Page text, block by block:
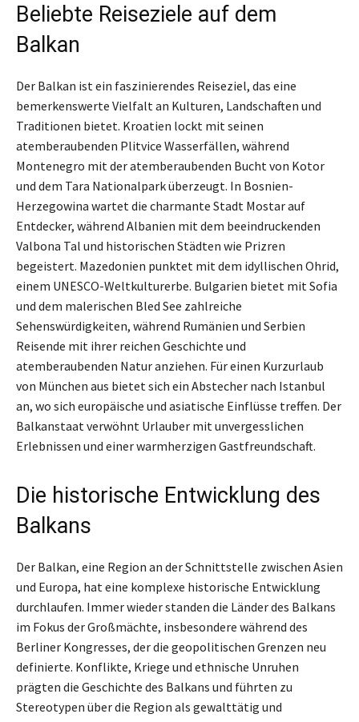
Beliebte Reiseziele auf dem
Balkan
Der Balkan ist ein faszinierendes Reiseziel, das eine
bemerkenswerte Vielfalt an Kulturen, Landschaften und
Traditionen bietet. Kroatien lockt mit seinen
atemberaubenden Plitvice Wasserfällen, während
Montenegro mit der atemberaubenden Bucht von Kotor
und dem Tara Nationalpark überzeugt. In Bosnien-
Herzegowina wartet die charmante Stadt Mostar auf
Entdecker, während Albanien mit dem beeindruckenden
Valbona Tal und historischen Städten wie Prizren
begeistert. Mazedonien punktet mit dem idyllischen Ohrid,
einem UNESCO-Weltkulturerbe. Bulgarien bietet mit Sofia
und dem malerischen Bled See zahlreiche
Sehenswürdigkeiten, während Rumänien und Serbien
Reisende mit ihrer reichen Geschichte und
atemberaubenden Natur anziehen. Für einen Kurzurlaub
von München aus bietet sich ein Abstecher nach Istanbul
an, wo sich europäische und asiatische Einflüsse treffen. Der
Balkanstaat verwöhnt Urlauber mit unvergesslichen
Erlebnissen und einer warmherzigen Gastfreundschaft.
Die historische Entwicklung des
Balkans
Der Balkan, eine Region an der Schnittstelle zwischen Asien
und Europa, hat eine komplexe historische Entwicklung
durchlaufen. Immer wieder standen die Länder des Balkans
im Fokus der Großmächte, insbesondere während des
Berliner Kongresses, der die geopolitischen Grenzen neu
definierte. Konflikte, Kriege und ethnische Unruhen
prägten die Geschichte des Balkans und führten zu
Stereotypen über die Region als gewalttätig und